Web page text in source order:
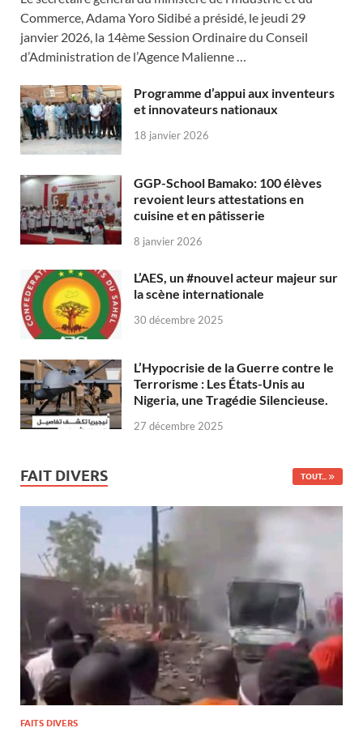
Commerce, Adama Yoro Sidibé a présidé, le jeudi 29
janvier 2026, la 14ème Session Ordinaire du Conseil
d’Administration de l’Agence Malienne …
Programme d’appui aux inventeurs
et innovateurs nationaux
18 janvier 2026
GGP-School Bamako: 100 élèves
revoient leurs attestations en
cuisine et en pâtisserie
8 janvier 2026
L’AES, un #nouvel acteur majeur sur
la scène internationale
30 décembre 2025
L’Hypocrisie de la Guerre contre le
Terrorisme : Les États-Unis au
Nigeria, une Tragédie Silencieuse.
27 décembre 2025
FAIT DIVERS TOUT...
FAITS DIVERS